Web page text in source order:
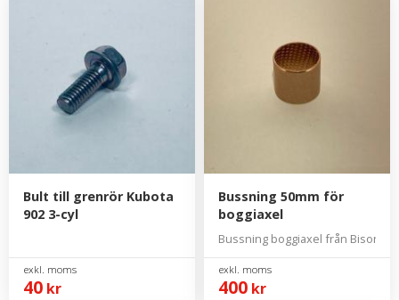
Bult till grenrör Kubota
902 3-cyl
40 kr
Bussning 50mm för
boggiaxel
Bussning boggiaxel från Bison
400 kr